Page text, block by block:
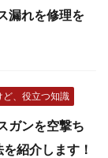
漏れを修理を
ど、役立つ知識
ガンを空撃ち
紹介します！